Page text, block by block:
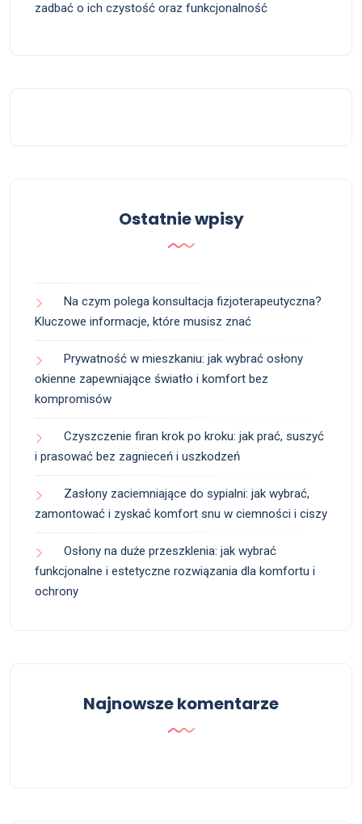
zadbać o ich czystość oraz funkcjonalność
Ostatnie wpisy
Na czym polega konsultacja fizjoterapeutyczna?
Kluczowe informacje, które musisz znać
Prywatność w mieszkaniu: jak wybrać osłony
okienne zapewniające światło i komfort bez
kompromisów
Czyszczenie firan krok po kroku: jak prać, suszyć
i prasować bez zagnieceń i uszkodzeń
Zasłony zaciemniające do sypialni: jak wybrać,
zamontować i zyskać komfort snu w ciemności i ciszy
Osłony na duże przeszklenia: jak wybrać
funkcjonalne i estetyczne rozwiązania dla komfortu i
ochrony
Najnowsze komentarze